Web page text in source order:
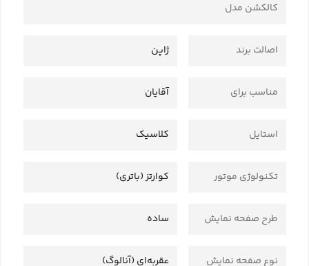
کالکشن مدل
اصالت برند ژاپن
مناسب برای آقایان
استایل کلاسیک
تکنولوژی موتور کوارتز (باتری)
طرح صفحه نمایش ساده
نوع صفحه نمایش عقربه‌ای (آنالوگ)